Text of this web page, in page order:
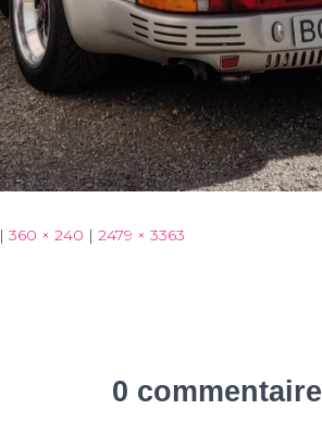
| 360 × 240 | 2479 × 3363
0 commentaire